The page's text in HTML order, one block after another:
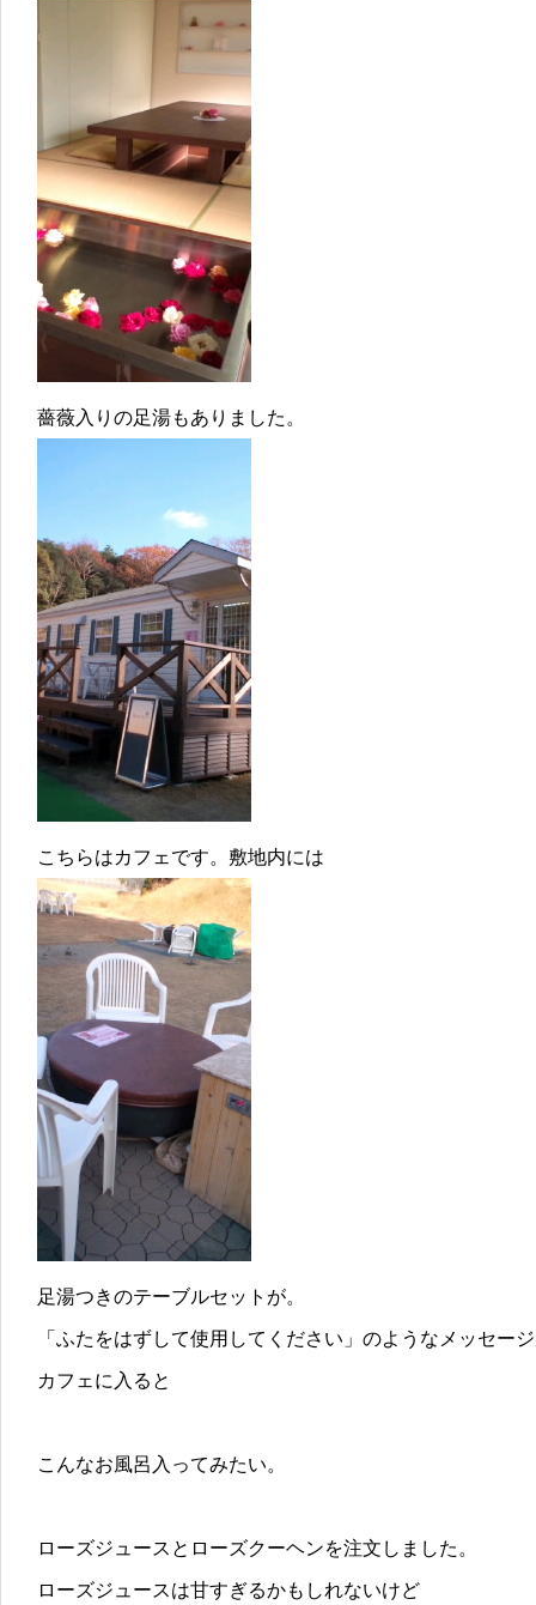
薔薇入りの足湯もありました。
こちらはカフェです。敷地内には
足湯つきのテーブルセットが。
「ふたをはずして使用してください」のようなメッセー
カフェに入ると
こんなお風呂入ってみたい。
ローズジュースとローズクーヘンを注文しました。
ローズジュースは甘すぎるかもしれないけど